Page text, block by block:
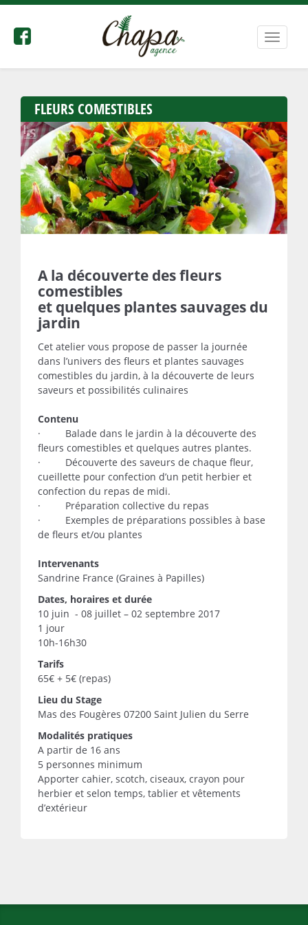
la
FLEURS COMESTIBLES
A la découverte des fleurs
comestibles
et quelques plantes sauvages du
jardin
Cet atelier vous propose de passer la journée
dans l’univers des fleurs et plantes sauvages
comestibles du jardin, à la découverte de leurs
saveurs et possibilités culinaires
Contenu
· Balade dans le jardin à la découverte des
fleurs comestibles et quelques autres plantes.
· Découverte des saveurs de chaque fleur,
cueillette pour confection d’un petit herbier et
confection du repas de midi.
· Préparation collective du repas
· Exemples de préparations possibles à base
de fleurs et/ou plantes
Intervenants
Sandrine France (Graines à Papilles)
Dates, horaires et durée
10 juin - 08 juillet – 02 septembre 2017
1 jour
10h-16h30
Tarifs
65€ + 5€ (repas)
Lieu du Stage
Mas des Fougères 07200 Saint Julien du Serre
Modalités pratiques
A partir de 16 ans
5 personnes minimum
Apporter cahier, scotch, ciseaux, crayon pour
herbier et selon temps, tablier et vêtements
d’extérieur